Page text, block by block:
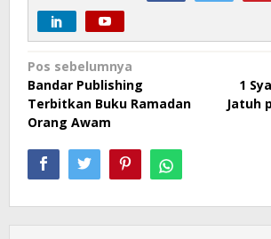
Navigasi
pos
Pos sebelumnya
Bandar Publishing
Terbitkan Buku Ramadan
Orang Awam
1
Jatuh